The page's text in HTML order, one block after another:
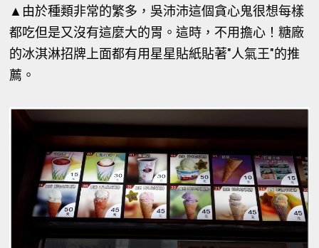
▲ 由於種類非常的繁多，吳沛沛這個貪心鬼很想每樣
都吃但是又沒有這麼大的胃。這時，不用擔心！糖廠
的冰淇淋招牌上面都有用星星貼紙貼著"人氣王"的推
薦。